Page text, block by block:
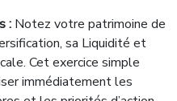
: Notez votre patrimoine de
sa Liquidité et
Cet exercice simple
immédiatement les